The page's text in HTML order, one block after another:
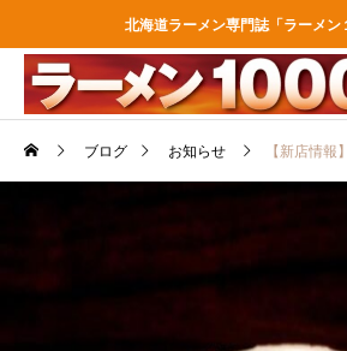
北海道ラーメン専門誌「ラーメン
ブログ お知らせ 【新店情